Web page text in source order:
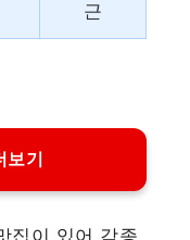
근
기